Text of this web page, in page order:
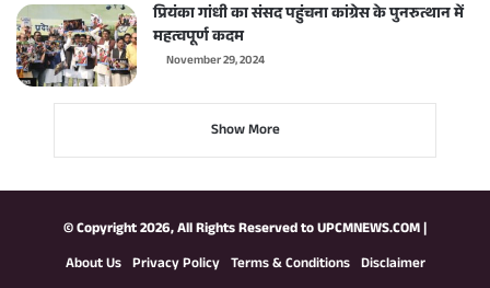
प्रियंका गांधी का संसद पहुंचना कांग्रेस के पुनरुत्थान में
महत्वपूर्ण कदम
November 29, 2024
Show More
© Copyright 2026, All Rights Reserved toUPCMNEWS.COM|
About Us Privacy Policy Terms & Conditions Disclaimer